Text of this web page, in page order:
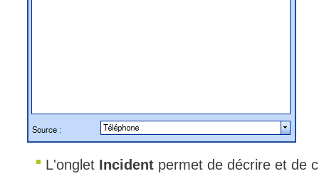
L'onglet Incident permet de décrire et de